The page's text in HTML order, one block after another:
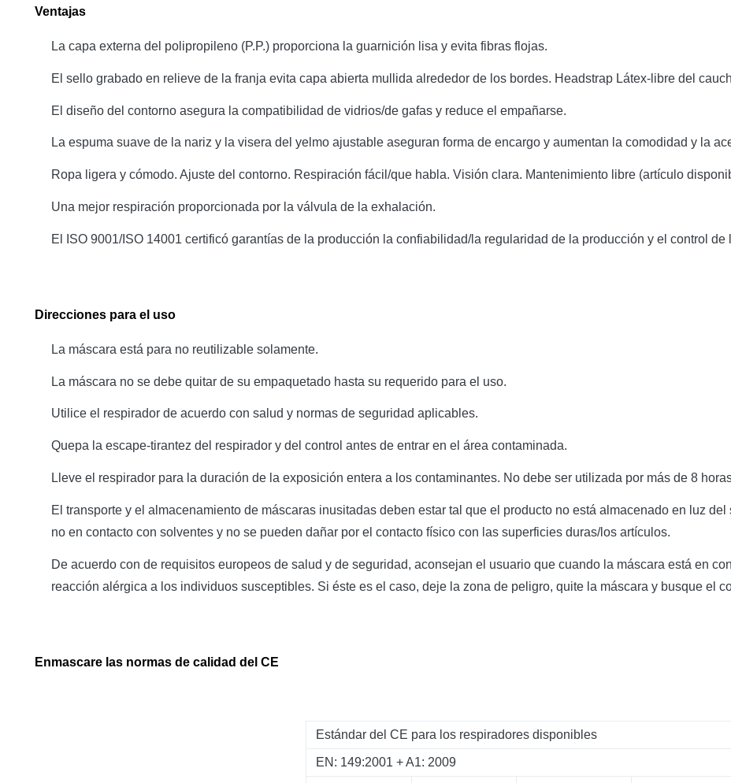
Ventajas
La capa externa del polipropileno (P.P.) proporciona la guarnición lisa y evita fibras flojas.
El sello grabado en relieve de la franja evita capa abierta mullida alrededor de los bordes. Headstrap Látex-libre del
El diseño del contorno asegura la compatibilidad de vidrios/de gafas y reduce el empañarse.
La espuma suave de la nariz y la visera del yelmo ajustable aseguran forma de encargo y aumentan la comodidad y la
Ropa ligera y cómodo. Ajuste del contorno. Respiración fácil/que habla. Visión clara. Mantenimiento libre (artículo
Una mejor respiración proporcionada por la válvula de la exhalación.
El ISO 9001/ISO 14001 certificó garantías de la producción la confiabilidad/la regularidad de la producción y el control
Direcciones para el uso
La máscara está para no reutilizable solamente.
La máscara no se debe quitar de su empaquetado hasta su requerido para el uso.
Utilice el respirador de acuerdo con salud y normas de seguridad aplicables.
Quepa la escape-tirantez del respirador y del control antes de entrar en el área contaminada.
Lleve el respirador para la duración de la exposición entera a los contaminantes. No debe ser utilizada por más de 8
El transporte y el almacenamiento de máscaras inusitadas deben estar tal que el producto no está almacenado en luz
no en contacto con solventes y no se pueden dañar por el contacto físico con las superficies duras/los artículos.
De acuerdo con de requisitos europeos de salud y de seguridad, aconsejan el usuario que cuando la máscara está en
reacción alérgica a los individuos susceptibles. Si éste es el caso, deje la zona de peligro, quite la máscara y busque el
Enmascare las normas de calidad del CE
Estándar del CE para los respiradores disponibles
EN: 149:2001 + A1: 2009